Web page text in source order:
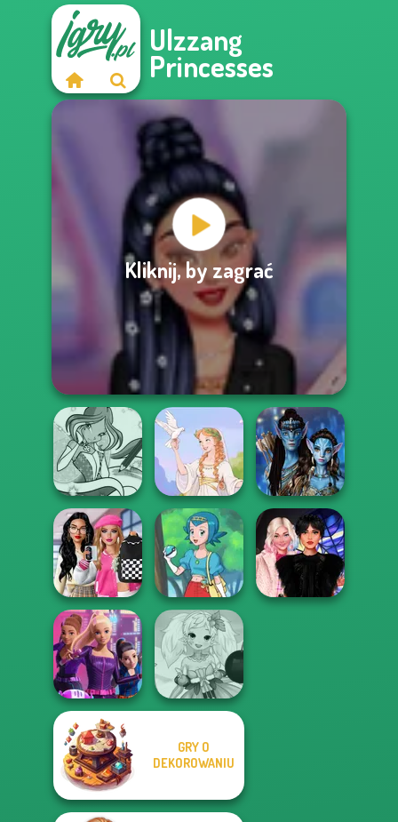
Ulzzang
Princesses
Kliknij, by zagrać
Winx Paint Fairy
Color
Greek Gods
Avatar Na'vi
Warriors Saga
Bab's Back to
School Style
Cha...
Pokegirl
Spy Squad
Academy
Anime Fairy
GRY O
DEKOROWANIU